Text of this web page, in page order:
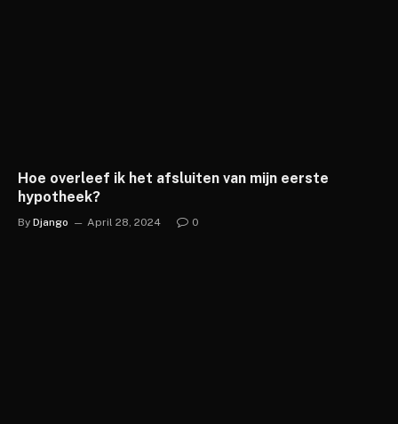
Hoe overleef ik het afsluiten van mijn eerste
hypotheek?
By Django April 28, 2024 0